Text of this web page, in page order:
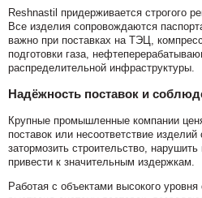
Reshnastil придерживается строгого
Все изделия сопровождаются
важно при поставках на ТЭЦ,
подготовки газа,
распределительной инфраструктуры.
Надёжность поставок и
Крупные промышленные компании
поставок или несоответствие
затормозить строительство,
привести к значительным издержкам.
Работая с объектами высокого уровня